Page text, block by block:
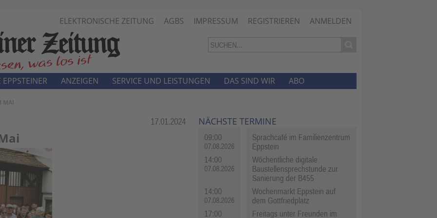
ELEKTRONISCHE ZEITUNG AGBS IMPRESSUM REGISTRIEREN ANMELDEN
MAI
Rubrik:
17.01.2024 NÄCHSTE TERMINE
09:00
07.08.2026
Sprachcafé im Familienzentrum
Eppstein
14:00
07.08.2026
Wöchentliche digitale
Baustellensprechstunde zur
Sanierung der B455
14:00
07.08.2026
Wochenmarkt Eppstein auf
dem Gottfriedplatz
17:00
Freitags unter Freunden im
EPPSTEINER ANZEIGEN SERVICE UND LEISTUNGEN DAS SIND WIR ABO